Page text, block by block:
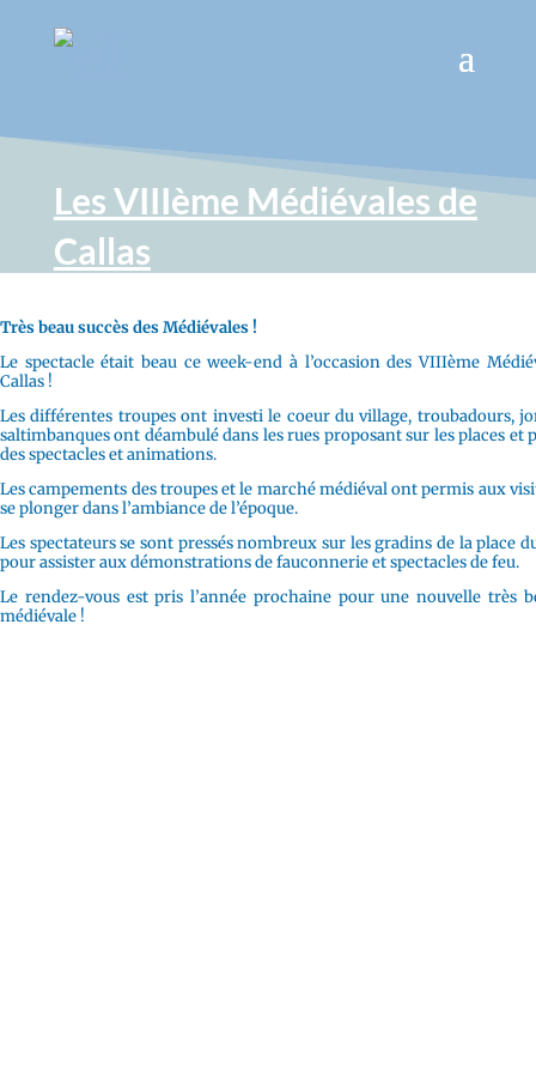
Les VIIIème Médiévales de
Callas
Très beau succès des Médiévales !
Le spectacle était beau ce week-end à l’occasion des VIIIème
Callas !
Les différentes troupes ont investi le coeur du village, troubadours,
saltimbanques ont déambulé dans les rues proposant sur les places et
des spectacles et animations.
Les campements des troupes et le marché médiéval ont permis aux
se plonger dans l’ambiance de l’époque.
Les spectateurs se sont pressés nombreux sur les gradins de la place
pour assister aux démonstrations de fauconnerie et spectacles de feu.
Le rendez-vous est pris l’année prochaine pour une nouvelle très
médiévale !